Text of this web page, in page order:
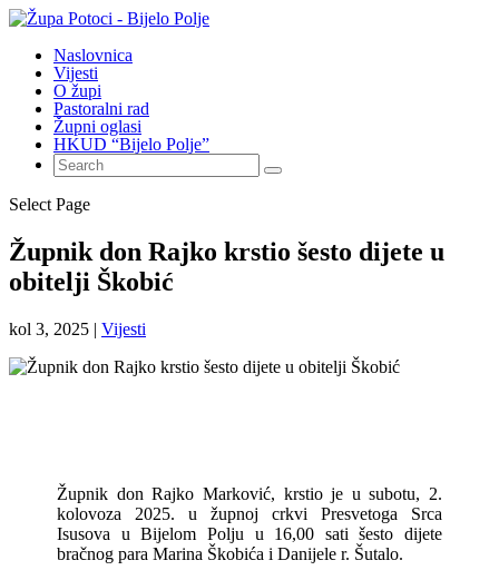
Naslovnica
Vijesti
O župi
Pastoralni rad
Župni oglasi
HKUD “Bijelo Polje”
Select Page
Župnik don Rajko krstio šesto dijete u
obitelji Škobić
kol 3, 2025 | Vijesti
Župnik don Rajko Marković, krstio je u subotu, 2.
kolovoza 2025. u župnoj crkvi Presvetoga Srca
Isusova u Bijelom Polju u 16,00 sati šesto dijete
bračnog para Marina Škobića i Danijele r. Šutalo.